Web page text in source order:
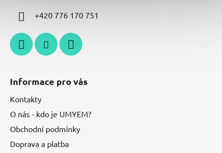
+420 776 170 751
Informace pro vás
Kontakty
O nás - kdo je UMYEM?
Obchodní podmínky
Doprava a platba